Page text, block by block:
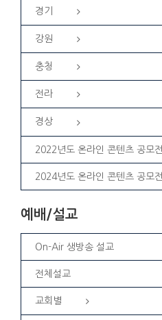
경기
강원
충청
전라
경상
2022년도 온라인 콘텐츠 공모전
2024년도 온라인 콘텐츠 공모전
예배/설교
On-Air 생방송 설교
전체설교
교회별